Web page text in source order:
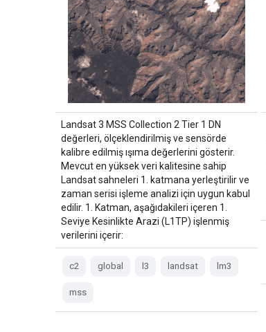
Landsat 3 MSS Collection 2 Tier 1 DN
değerleri, ölçeklendirilmiş ve sensörde
kalibre edilmiş ışıma değerlerini gösterir.
Mevcut en yüksek veri kalitesine sahip
Landsat sahneleri 1. katmana yerleştirilir ve
zaman serisi işleme analizi için uygun kabul
edilir. 1. Katman, aşağıdakileri içeren 1.
Seviye Kesinlikte Arazi (L1TP) işlenmiş
verilerini içerir:
c2 global l3 landsat lm3
mss